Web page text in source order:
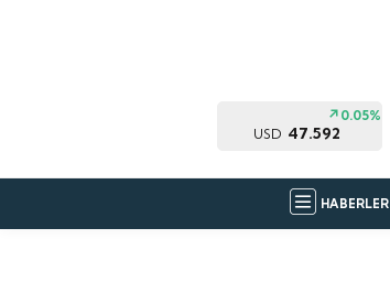
USD 47.592
0.05%
HABERLER